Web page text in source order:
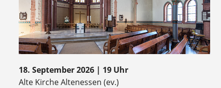
18. September 2026 | 19 Uhr
Alte Kirche Altenessen (ev.)